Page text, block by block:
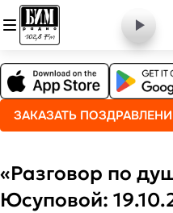
ЗАКАЗАТЬ
«Разговор по
Юсуповой: